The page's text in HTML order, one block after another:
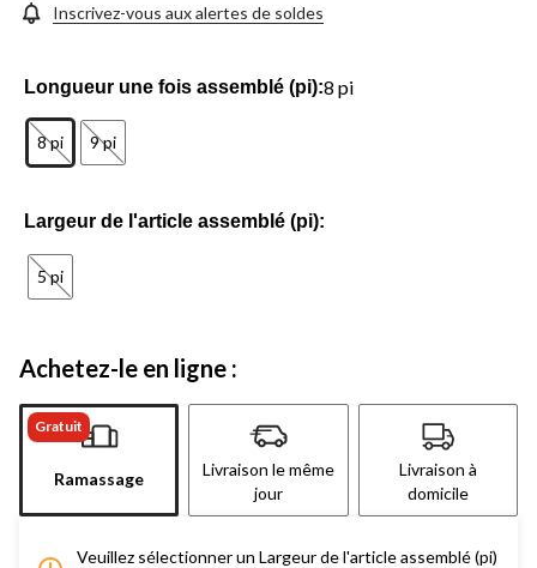
Inscrivez-vous aux alertes de soldes
Longueur une fois assemblé (pi):8 pi
8 pi 9 pi
Largeur de l'article assemblé (pi):
5 pi
Achetez-le en ligne :
Gratuit
Ramassage
Livraison le même
jour
Livraison à
domicile
Veuillez sélectionner un Largeur de l'article assemblé (pi)